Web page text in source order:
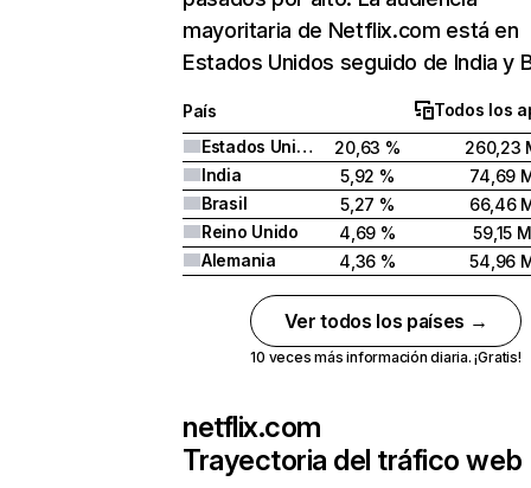
mayoritaria de Netflix.com está en
Estados Unidos seguido de India y
País
Todos los
Estados Unidos
20,63 %
260,23
India
5,92 %
74,69
Brasil
5,27 %
66,46
Reino Unido
4,69 %
59,15 M
Alemania
4,36 % 54,96
Ver todos los países →
10 veces más información diaria. ¡Gratis!
netflix.com
Trayectoria del tráfico web